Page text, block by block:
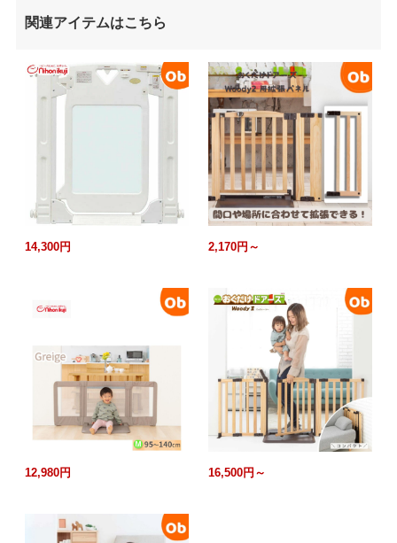
関連アイテムはこちら
14,300円 2,170円～
12,980円 16,500円～